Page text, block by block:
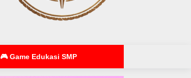
🎮 Game Edukasi SMP